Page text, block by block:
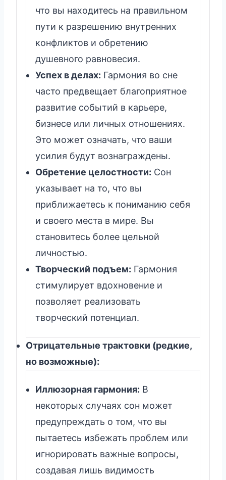
что вы находитесь на правильном
пути к разрешению внутренних
конфликтов и обретению
душевного равновесия.
Успех в делах: Гармония во сне
часто предвещает благоприятное
развитие событий в карьере,
бизнесе или личных отношениях.
Это может означать, что ваши
усилия будут вознаграждены.
Обретение целостности: Сон
указывает на то, что вы
приближаетесь к пониманию себя
и своего места в мире. Вы
становитесь более цельной
личностью.
Творческий подъем: Гармония
стимулирует вдохновение и
позволяет реализовать
творческий потенциал.
Отрицательные трактовки (редкие,
но возможные):
Иллюзорная гармония: В
некоторых случаях сон может
предупреждать о том, что вы
пытаетесь избежать проблем или
игнорировать важные вопросы,
создавая лишь видимость